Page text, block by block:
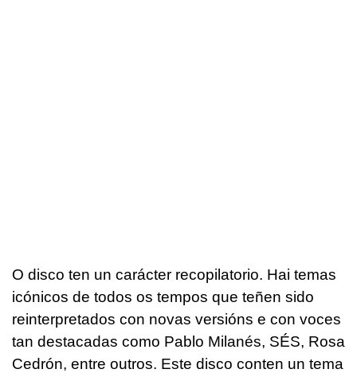
O disco ten un carácter recopilatorio. Hai temas
icónicos de todos os tempos que teñen sido
reinterpretados con novas versións e con voces
tan destacadas como Pablo Milanés, SÉS, Rosa
Cedrón, entre outros. Este disco conten un tema